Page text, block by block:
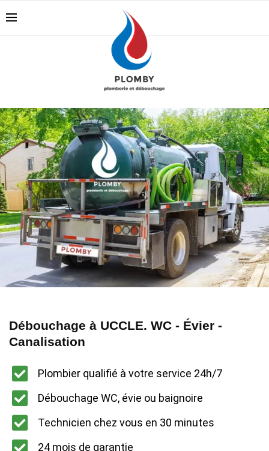
Débouchage à UCCLE. WC - Évier -
Canalisation
Plombier qualifié à votre service 24h/7
Débouchage WC, évie ou baignoire
Technicien chez vous en 30 minutes
24 mois de garantie